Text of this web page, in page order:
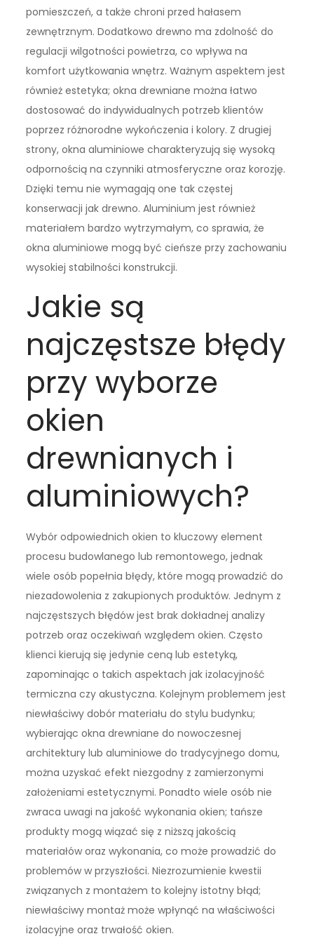
pomieszczeń, a także chroni przed hałasem
zewnętrznym. Dodatkowo drewno ma zdolność do
regulacji wilgotności powietrza, co wpływa na
komfort użytkowania wnętrz. Ważnym aspektem jest
również estetyka; okna drewniane można łatwo
dostosować do indywidualnych potrzeb klientów
poprzez różnorodne wykończenia i kolory. Z drugiej
strony, okna aluminiowe charakteryzują się wysoką
odpornością na czynniki atmosferyczne oraz korozję.
Dzięki temu nie wymagają one tak częstej
konserwacji jak drewno. Aluminium jest również
materiałem bardzo wytrzymałym, co sprawia, że
okna aluminiowe mogą być cieńsze przy zachowaniu
wysokiej stabilności konstrukcji.
Jakie są
najczęstsze błędy
przy wyborze
okien
drewnianych i
aluminiowych?
Wybór odpowiednich okien to kluczowy element
procesu budowlanego lub remontowego, jednak
wiele osób popełnia błędy, które mogą prowadzić do
niezadowolenia z zakupionych produktów. Jednym z
najczęstszych błędów jest brak dokładnej analizy
potrzeb oraz oczekiwań względem okien. Często
klienci kierują się jedynie ceną lub estetyką,
zapominając o takich aspektach jak izolacyjność
termiczna czy akustyczna. Kolejnym problemem jest
niewłaściwy dobór materiału do stylu budynku;
wybierając okna drewniane do nowoczesnej
architektury lub aluminiowe do tradycyjnego domu,
można uzyskać efekt niezgodny z zamierzonymi
założeniami estetycznymi. Ponadto wiele osób nie
zwraca uwagi na jakość wykonania okien; tańsze
produkty mogą wiązać się z niższą jakością
materiałów oraz wykonania, co może prowadzić do
problemów w przyszłości. Niezrozumienie kwestii
związanych z montażem to kolejny istotny błąd;
niewłaściwy montaż może wpłynąć na właściwości
izolacyjne oraz trwałość okien.